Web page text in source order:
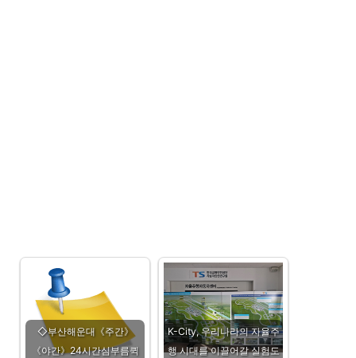
◇부산해운대《주간》
《야간》24시간심부름퀵
K-City, 우리나라의 자율주
행 시대를 이끌어갈 실험도